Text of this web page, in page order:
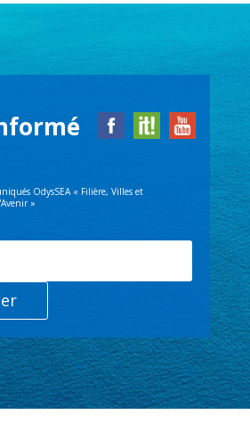
OdysSEA « Filière, Villes et
»